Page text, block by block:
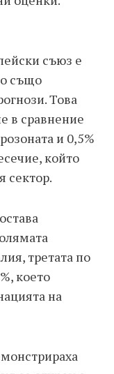
съюз е
също
Това
в сравнение
и 0,5%
който
сектор.
третата по
което
на